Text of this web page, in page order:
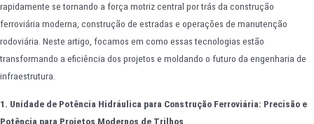
rapidamente se tornando a força motriz central por trás da construção
ferroviária moderna, construção de estradas e operações de manutenção
rodoviária. Neste artigo, focamos em como essas tecnologias estão
transformando a eficiência dos projetos e moldando o futuro da engenharia de
infraestrutura.
1. Unidade de Potência Hidráulica para Construção Ferroviária: Precisão e
Potência para Projetos Modernos de Trilhos